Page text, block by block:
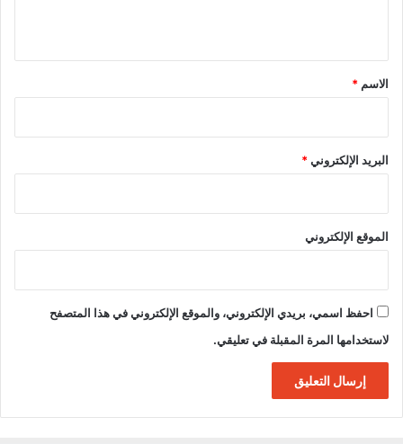
*
الاسم *
البريد الإلكتروني*
الموقع الإلكتروني
احفظ اسمي، بريدي الإلكتروني، والموقع الإلكتروني في هذا المتصفح
لاستخدامها المرة المقبلة في تعليقي.